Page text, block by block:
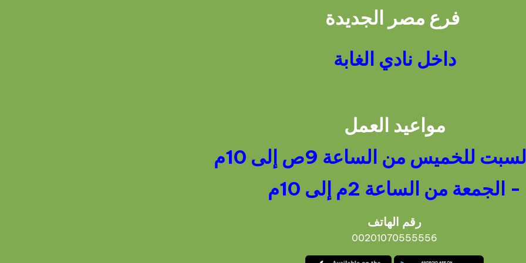
فرع مصر الجديدة
داخل نادي الغابة
مواعيد العمل
للخميس من الساعة 9ص إلى 10م
- الجمعة من الساعة 2م إلى 10م
رقم الهاتف
00201070555556